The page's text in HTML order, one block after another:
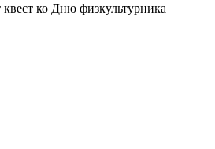
ко Дню физкультурника